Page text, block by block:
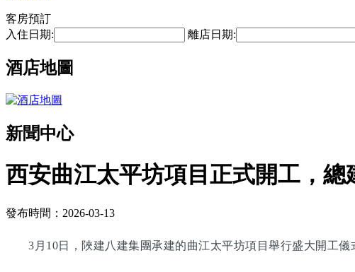
客房預訂
入住日期:
離店日期:
酒店地圖
新聞中心
西安曲江太平坊項目正式開工，總
發布時間：2026-03-13
3月10日，陜建八建集團承建的曲江太平坊項目舉行盛大開工儀